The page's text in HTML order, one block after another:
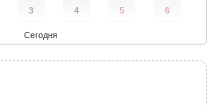
3 4 5 6
Сегодня